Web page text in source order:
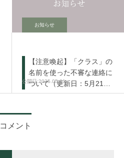
お知らせ
【注意喚起】「クラス」の
名前を使った不審な連絡に
ついて（更新日：5月21
日）
2025.05.21
コメント